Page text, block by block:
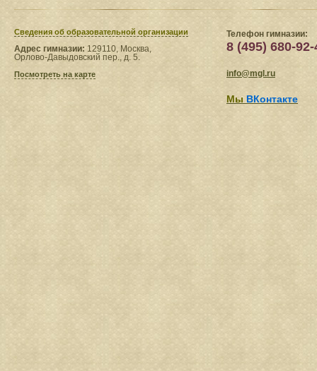
Сведения​ об образовательной организации
Адрес гимназии: 129110, Москва,
Орлово-Давыдовский пер., д. 5.
Посмотреть на карте
Телефон гимназии:
8 (495) 680-92-
info@mgl.ru
Мы ВКонтакте